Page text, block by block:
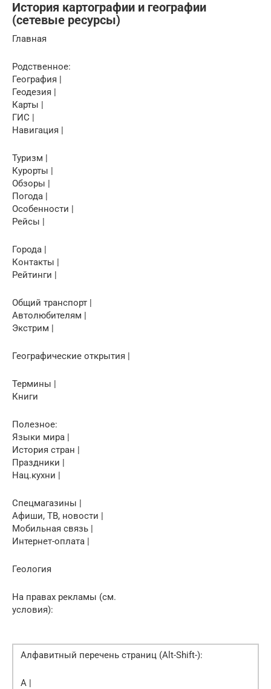
История картографии и географии
(сетевые ресурсы)
Главная
Родственное:
География |
Геодезия |
Карты |
ГИС |
Навигация |
Туризм |
Курорты |
Обзоры |
Погода |
Особенности |
Рейсы |
Города |
Контакты |
Рейтинги |
Общий транспорт |
Автолюбителям |
Экстрим |
Географические открытия |
Термины |
Книги
Полезное:
Языки мира |
История стран |
Праздники |
Нац.кухни |
Спецмагазины |
Афиши, ТВ, новости |
Мобильная связь |
Интернет-оплата |
Геология
На правах рекламы (см.
условия):
Алфавитный перечень страниц (Alt-Shift-):
А |